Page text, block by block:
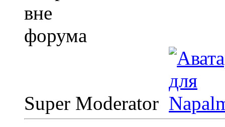
Super Moderator